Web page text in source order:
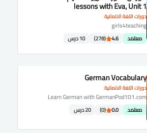
دورات اللغة الالمانية
lessons with Eva, Unit 1
girls4teaching
معتمد 4.6
(278) 10 درس
دورات اللغة الالمانية
German Vocabulary
Learn German with GermanPod101.com
معتمد 0.0
(0) 20 درس